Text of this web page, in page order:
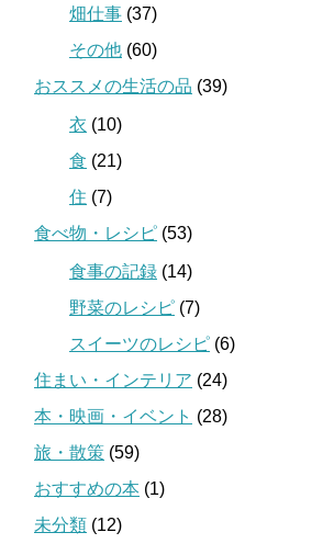
畑仕事 (37)
その他 (60)
おススメの生活の品 (39)
衣 (10)
食 (21)
住 (7)
食べ物・レシピ (53)
食事の記録 (14)
野菜のレシピ (7)
スイーツのレシピ (6)
住まい・インテリア (24)
本・映画・イベント (28)
旅・散策 (59)
おすすめの本 (1)
未分類 (12)